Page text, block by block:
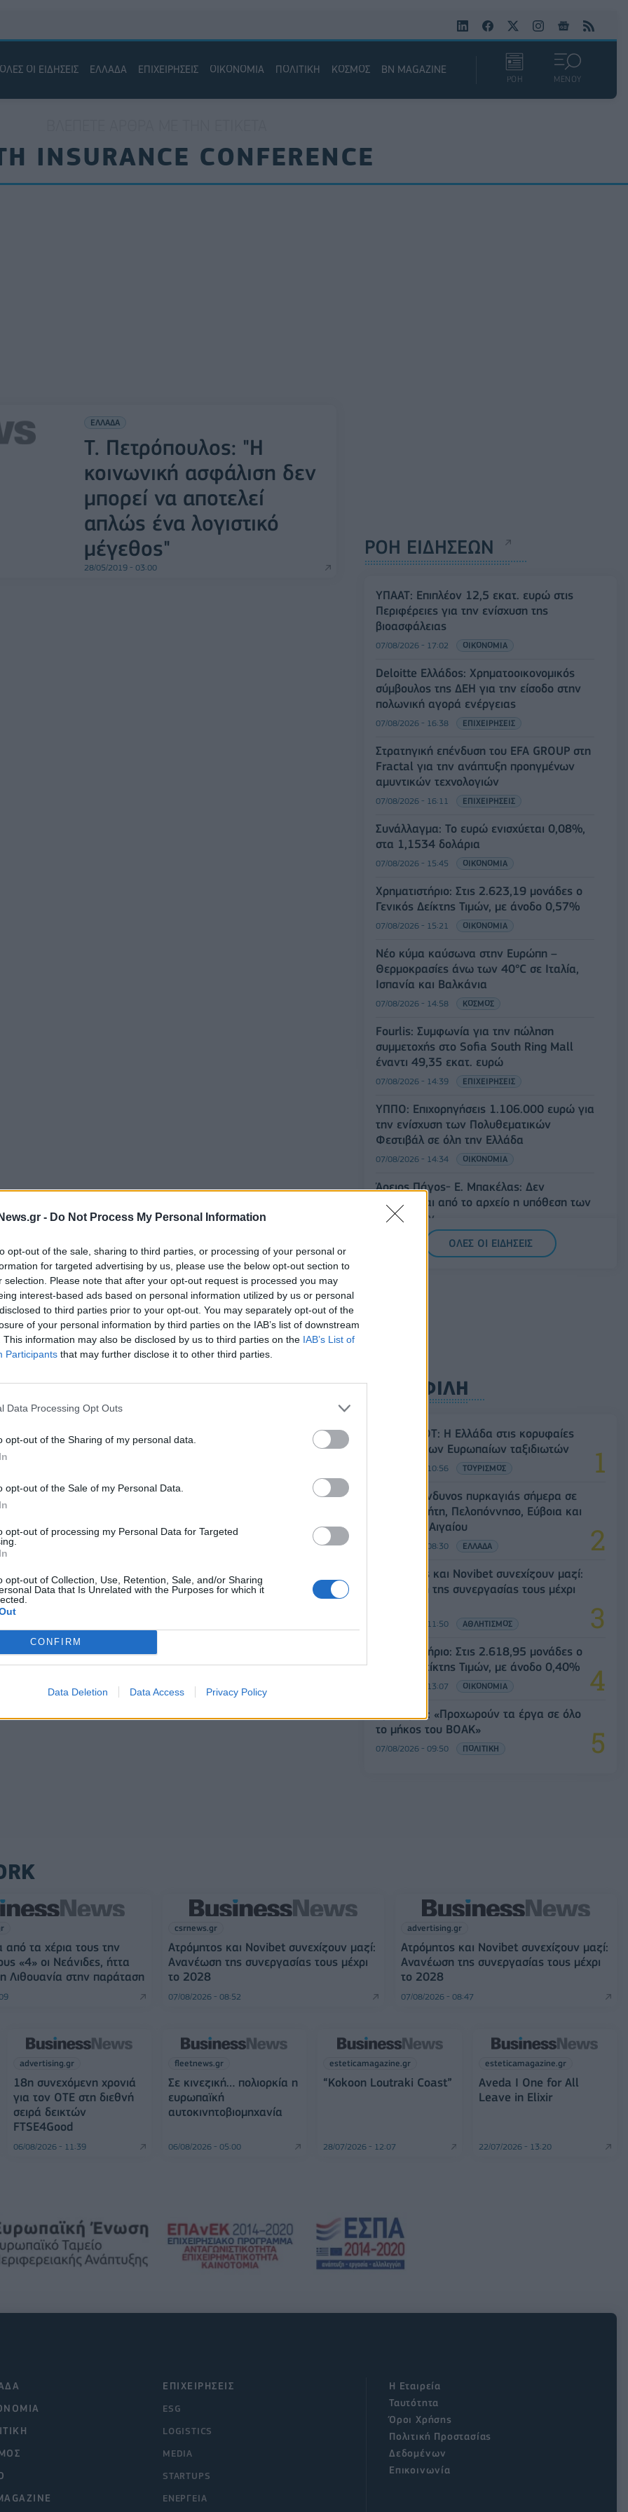
- Do Not Process My Personal Information
opt-out of the sale, sharing to third parties, or processing of your personal or
for targeted advertising by us, please use the below opt-out section to
selection. Please note that after your opt-out request is processed you may
interest-based ads based on personal information utilized by us or personal
to third parties prior to your opt-out. You may separately opt-out of the
of your personal information by third parties on the IAB’s list of downstream
This information may also be disclosed by us to third parties on the IAB’s List of
Participants that may further disclose it to other third parties.
Data Processing Opt Outs
opt-out of the Sharing of my personal data.
opt-out of the Sale of my Personal Data.
opt-out of processing my Personal Data for Targeted
opt-out of Collection, Use, Retention, Sale, and/or Sharing
Data that Is Unrelated with the Purposes for which it
CONFIRM
Data Deletion Data Access Privacy Policy
ΟΛΕΣ ΟΙ ΕΙΔΗΣΕΙΣ ΕΛΛΑΔΑ ΕΠΙΧΕΙΡΗΣΕΙΣ ΟΙΚΟΝΟΜΙΑ ΠΟΛΙΤΙΚΗ ΚΟΣΜΟΣ BN MAGAZINE
ΡΟΗ ΜΕΝΟΥ
INSURANCE CONFERENCE
ΕΛΛΑΔΑ
Τ. Πετρόπουλος: "Η
κοινωνική ασφάλιση δεν
μπορεί να αποτελεί
απλώς ένα λογιστικό
μέγεθος"
28/05/2019 - 03:00
ΡΟΗ ΕΙΔΗΣΕΩΝ
ΥΠΑΑΤ: Επιπλέον 12,5 εκατ. ευρώ στις
Περιφέρειες για την ενίσχυση της
βιοασφάλειας
07/08/2026 - 17:02 ΟΙΚΟΝΟΜΙΑ
Deloitte Ελλάδος: Χρηματοοικονομικός
σύμβουλος της ΔΕΗ για την είσοδο στην
πολωνική αγορά ενέργειας
07/08/2026 - 16:38 ΕΠΙΧΕΙΡΗΣΕΙΣ
Στρατηγική επένδυση του EFA GROUP στη
Fractal για την ανάπτυξη προηγμένων
αμυντικών τεχνολογιών
07/08/2026 - 16:11 ΕΠΙΧΕΙΡΗΣΕΙΣ
Συνάλλαγμα: Το ευρώ ενισχύεται 0,08%,
στα 1,1534 δολάρια
07/08/2026 - 15:45 ΟΙΚΟΝΟΜΙΑ
Χρηματιστήριο: Στις 2.623,19 μονάδες ο
Γενικός Δείκτης Τιμών, με άνοδο 0,57%
07/08/2026 - 15:21 ΟΙΚΟΝΟΜΙΑ
Νέο κύμα καύσωνα στην Ευρώπη –
Θερμοκρασίες άνω των 40°C σε Ιταλία,
Ισπανία και Βαλκάνια
07/08/2026 - 14:58 ΚΟΣΜΟΣ
Fourlis: Συμφωνία για την πώληση
συμμετοχής στο Sofia South Ring Mall
έναντι 49,35 εκατ. ευρώ
07/08/2026 - 14:39 ΕΠΙΧΕΙΡΗΣΕΙΣ
ΥΠΠΟ: Επιχορηγήσεις 1.106.000 ευρώ για
την ενίσχυση των Πολυθεματικών
Φεστιβάλ σε όλη την Ελλάδα
07/08/2026 - 14:34 ΟΙΚΟΝΟΜΙΑ
Άρειος Πάγος- Ε. Μπακέλας: Δεν
ανασύρεται από το αρχείο η υπόθεση των
υποκλοπών
07/08/2026 - 14:11 ΕΛΛΑΔΑ
ΟΛΕΣ ΟΙ ΕΙΔΗΣΕΙΣ
ΔΗΜΟΦΙΛΗ
Έρευνα ΕΟΤ: Η Ελλάδα στις κορυφαίες
επιλογές των Ευρωπαίων ταξιδιωτών
07/08/2026 - 10:56 ΤΟΥΡΙΣΜΟΣ
Υψηλός κίνδυνος πυρκαγιάς σήμερα σε
Αττική, Κρήτη, Πελοπόννησο, Εύβοια και
νησιά του Αιγαίου
07/08/2026 - 08:30 ΕΛΛΑΔΑ
Ατρόμητος και Novibet συνεχίζουν μαζί:
Ανανέωση της συνεργασίας τους μέχρι
07/08/2026 - 11:50 ΑΘΛΗΤΙΣΜΟΣ
Χρηματιστήριο: Στις 2.618,95 μονάδες ο
Γενικός Δείκτης Τιμών, με άνοδο 0,40%
07/08/2026 - 13:07 ΟΙΚΟΝΟΜΙΑ
Χρ. Δήμας: «Προχωρούν τα έργα σε όλο
το μήκος του ΒΟΑΚ»
07/08/2026 - 09:50 ΠΟΛΙΤΙΚΗ
τα χέρια τους την
«4» οι Νεάνιδες, ήττα
Λιθουανία στην παράταση
csrnews.gr
Ατρόμητος και Novibet συνεχίζουν μαζί:
Ανανέωση της συνεργασίας τους μέχρι
το 2028
07/08/2026 - 08:52
advertising.gr
Ατρόμητος και Novibet συνεχίζουν μαζί:
Ανανέωση της συνεργασίας τους μέχρι
το 2028
07/08/2026 - 08:47
advertising.gr
18η συνεχόμενη χρονιά
για τον ΟΤΕ στη διεθνή
σειρά δεικτών
FTSE4Good
06/08/2026 - 11:39
fleetnews.gr
Σε κινεζική… πολιορκία η
ευρωπαϊκή
αυτοκινητοβιομηχανία
06/08/2026 - 05:00
esteticamagazine.gr
“Kokoon Loutraki Coast”
28/07/2026 - 12:07
esteticamagazine.gr
Aveda I One for All
Leave in Elixir
22/07/2026 - 13:20
ΕΠΙΧΕΙΡΗΣΕΙΣ
ESG
LOGISTICS
MEDIA
STARTUPS
ΕΝΕΡΓΕΙΑ
Η Εταιρεία
Ταυτότητα
Όροι Χρήσης
Πολιτική Προστασίας
Δεδομένων
Επικοινωνία